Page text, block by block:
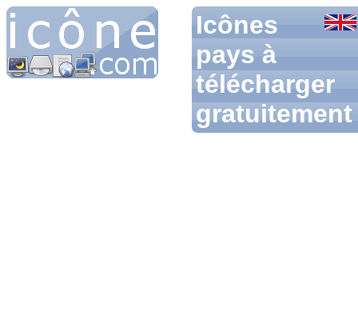
Icônes
pays à
télécharger
gratuitement